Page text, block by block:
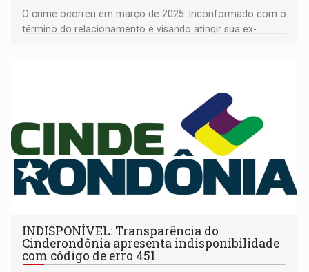
O crime ocorreu em março de 2025. Inconformado com o
término do relacionamento e visando atingir sua ex-
INDISPONÍVEL: Transparência do
Cinderondônia apresenta indisponibilidade
com código de erro 451